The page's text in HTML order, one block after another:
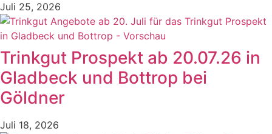
Juli 25, 2026
Trinkgut Prospekt ab 20.07.26 in
Gladbeck und Bottrop bei
Göldner
Juli 18, 2026